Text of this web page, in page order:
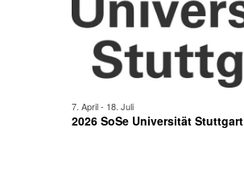
2026 SoSe Universität Stuttgart
7. April- 18. Juli